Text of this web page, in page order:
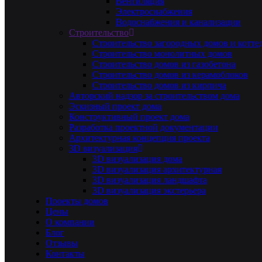
Электроснабжения
Водоснабжения и канализации
Строительство
Строительство загородных домов и
Строительство монолитных домов
Строительство домов из газобетона
Строительство домов из керамоблоков
Строительство домов из кирпича
Авторский надзор за строительством дома
Эскизный проект дома
Конструктивный проект дома
Разработка проектной документации
Архитектурная концепция проекта
3D визуализация
3D визуализация дома
3D визуализация архитектурная
3D визуализация ландшафта
3D визуализация экстерьера
Проекты домов
Цены
О компании
Блог
Отзывы
Контакты